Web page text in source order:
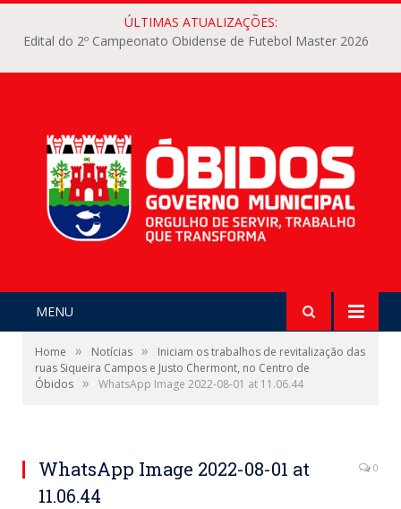
ÚLTIMAS ATUALIZAÇÕES:
Edital do 2º Campeonato Obidense de Futebol Master 2026
MENU
Home » Notícias »
Iniciam os trabalhos de revitalização das
ruas Siqueira Campos e Justo Chermont, no Centro de
Óbidos » WhatsApp Image 2022-08-01 at 11.06.44
WhatsApp Image 2022-08-01 at
11.06.44
0